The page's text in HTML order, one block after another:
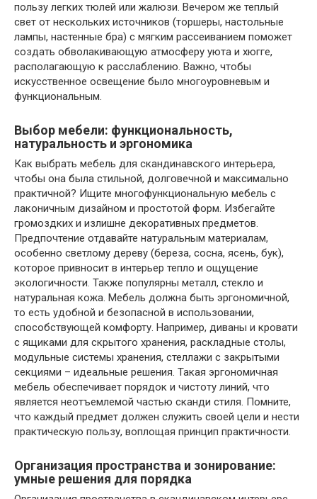
пользу легких тюлей или жалюзи. Вечером же теплый
свет от нескольких источников (торшеры, настольные
лампы, настенные бра) с мягким рассеиванием поможет
создать обволакивающую атмосферу уюта и хюгге,
располагающую к расслаблению. Важно, чтобы
искусственное освещение было многоуровневым и
функциональным.
Выбор мебели: функциональность,
натуральность и эргономика
Как выбрать мебель для скандинавского интерьера,
чтобы она была стильной, долговечной и максимально
практичной? Ищите многофункциональную мебель с
лаконичным дизайном и простотой форм. Избегайте
громоздких и излишне декоративных предметов.
Предпочтение отдавайте натуральным материалам,
особенно светлому дереву (береза, сосна, ясень, бук),
которое привносит в интерьер тепло и ощущение
экологичности. Также популярны металл, стекло и
натуральная кожа. Мебель должна быть эргономичной,
то есть удобной и безопасной в использовании,
способствующей комфорту. Например, диваны и кровати
с ящиками для скрытого хранения, раскладные столы,
модульные системы хранения, стеллажи с закрытыми
секциями – идеальные решения. Такая эргономичная
мебель обеспечивает порядок и чистоту линий, что
является неотъемлемой частью сканди стиля. Помните,
что каждый предмет должен служить своей цели и нести
практическую пользу, воплощая принцип практичности.
Организация пространства и зонирование:
умные решения для порядка